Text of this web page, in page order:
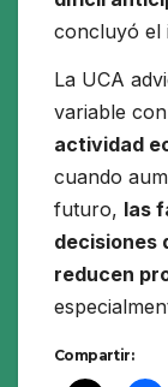
concluyó el
La UCA
variable con
actividad
cuando
futuro, las
decisiones
reducen
Compartir: